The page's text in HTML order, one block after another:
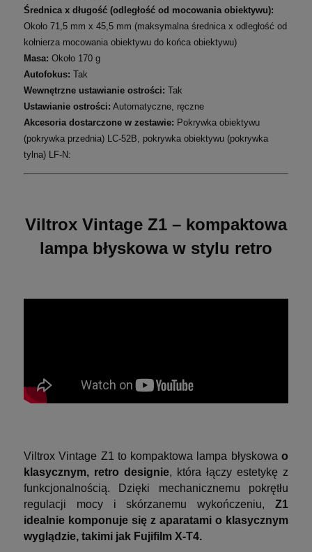
Średnica x długość (odległość od mocowania obiektywu):
Około 71,5 mm x 45,5 mm (maksymalna średnica x odległość od
kołnierza mocowania obiektywu do końca obiektywu)
Masa: Około 170 g
Autofokus: Tak
Wewnętrzne ustawianie ostrości: Tak
Ustawianie ostrości: Automatyczne, ręczne
Akcesoria dostarczone w zestawie: Pokrywka obiektywu
(pokrywka przednia) LC-52B, pokrywka obiektywu (pokrywka
tylna) LF-N:
Viltrox Vintage Z1 – kompaktowa
lampa błyskowa w stylu retro
Viltrox Vintage Z1 to kompaktowa lampa błyskowa o
klasycznym, retro designie, która łączy estetykę z
funkcjonalnością. Dzięki mechanicznemu pokrętłu
regulacji mocy i skórzanemu wykończeniu, Z1
idealnie komponuje się z aparatami o klasycznym
wyglądzie, takimi jak Fujifilm X-T4.